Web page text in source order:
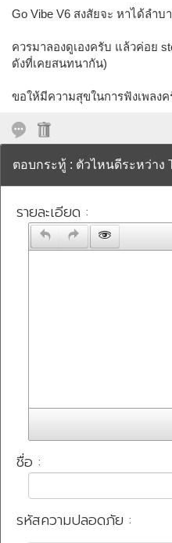
Go Vibe V6 สงสัยจะ หาได้ลำบ
ควรมาลองดูเองครับ แล้วค่อย
ดังที่เคยสนทนากัน)
ขอให้มีความสุขในการฟังเพลงค
ตอบกระทู้ : ตัวไหนดีระหว่าง
รายละเอียด :
ชื่อ :
รหัสความปลอดภัย :